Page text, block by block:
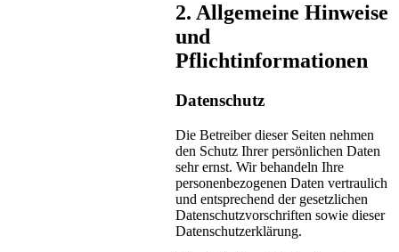
2. Allgemeine Hinweise
und
Pflichtinformationen
Datenschutz
Die Betreiber dieser Seiten nehmen
den Schutz Ihrer persönlichen Daten
sehr ernst. Wir behandeln Ihre
personenbezogenen Daten vertraulich
und entsprechend der gesetzlichen
Datenschutzvorschriften sowie dieser
Datenschutzerklärung.